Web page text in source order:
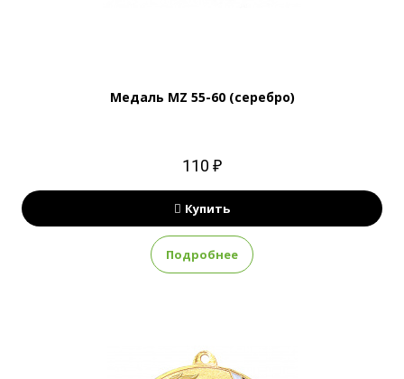
Медаль MZ 55-60 (серебро)
110 ₽
Купить
Подробнее